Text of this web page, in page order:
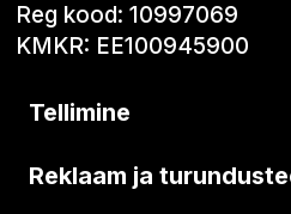
Reg kood: 10997069
KMKR: EE100945900
Tellimine
Reklaam ja